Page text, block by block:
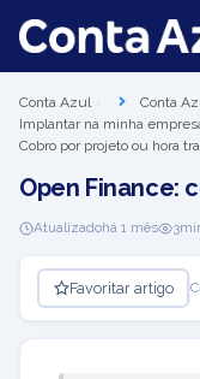
Conta Azul
Conta
Implantar na minha
Cobro por projeto ou hora
Open Finance:
Atualizadohá 1 mês 3
Favoritar artigo